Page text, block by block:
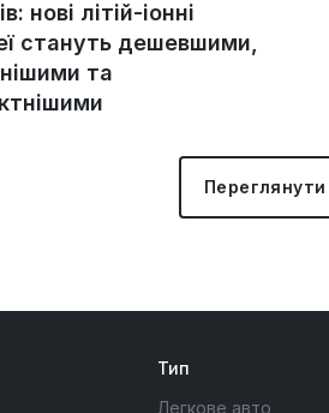
нові літій-іонні
стануть дешевшими,
та
Переглянути
Тип
Легкове авто